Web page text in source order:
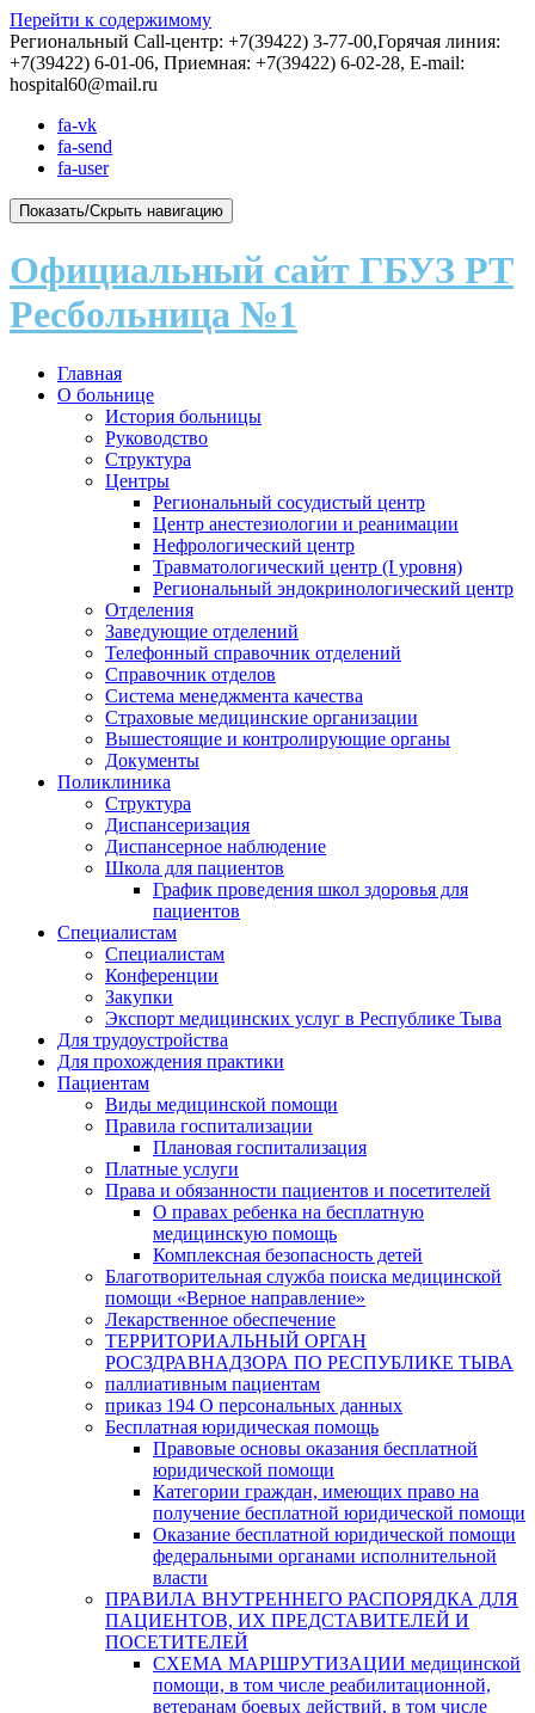
Перейти к содержимому
Региональный Call-центр: +7(39422) 3-77-00,Горячая линия:
+7(39422) 6-01-06, Приемная: +7(39422) 6-02-28, E-mail:
hospital60@mail.ru
fa-vk
fa-send
fa-user
Показать/Скрыть навигацию
Официальный сайт ГБУЗ РТ
Ресбольница №1
Главная
О больнице
История больницы
Руководство
Структура
Центры
Региональный сосудистый центр
Центр анестезиологии и реанимации
Нефрологический центр
Травматологический центр (I уровня)
Региональный эндокринологический центр
Отделения
Заведующие отделений
Телефонный справочник отделений
Справочник отделов
Система менеджмента качества
Страховые медицинские организации
Вышестоящие и контролирующие органы
Документы
Поликлиника
Структура
Диспансеризация
Диспансерное наблюдение
Школа для пациентов
График проведения школ здоровья для
пациентов
Специалистам
Специалистам
Конференции
Закупки
Экспорт медицинских услуг в Республике Тыва
Для трудоустройства
Для прохождения практики
Пациентам
Виды медицинской помощи
Правила госпитализации
Плановая госпитализация
Платные услуги
Права и обязанности пациентов и посетителей
О правах ребенка на бесплатную
медицинскую помощь
Комплексная безопасность детей
Благотворительная служба поиска медицинской
помощи «Верное направление»
Лекарственное обеспечение
ТЕРРИТОРИАЛЬНЫЙ ОРГАН
РОСЗДРАВНАДЗОРА ПО РЕСПУБЛИКЕ ТЫВА
паллиативным пациентам
приказ 194 О персональных данных
Бесплатная юридическая помощь
Правовые основы оказания бесплатной
юридической помощи
Категории граждан, имеющих право на
получение бесплатной юридической помощи
Оказание бесплатной юридической помощи
федеральными органами исполнительной
власти
ПРАВИЛА ВНУТРЕННЕГО РАСПОРЯДКА ДЛЯ
ПАЦИЕНТОВ, ИХ ПРЕДСТАВИТЕЛЕЙ И
ПОСЕТИТЕЛЕЙ
СХЕМА МАРШРУТИЗАЦИИ медицинской
помощи, в том числе реабилитационной,
ветеранам боевых действий, в том числе